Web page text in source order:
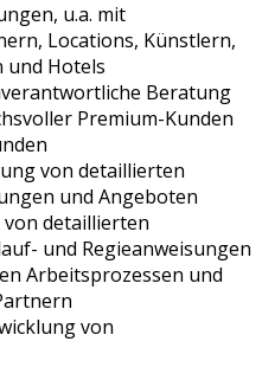
u.a. mit
Locations, Künstlern,
und Hotels
Beratung
Premium-Kunden
von detaillierten
und Angeboten
detaillierten
und Regieanweisungen
Arbeitsprozessen und
von